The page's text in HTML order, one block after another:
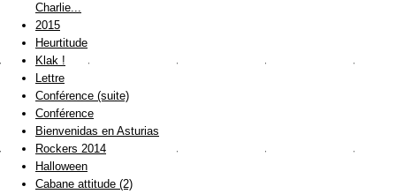
Charlie...
2015
Heurtitude
Klak !
Lettre
Conférence (suite)
Conférence
Bienvenidas en Asturias
Rockers 2014
Halloween
Cabane attitude (2)